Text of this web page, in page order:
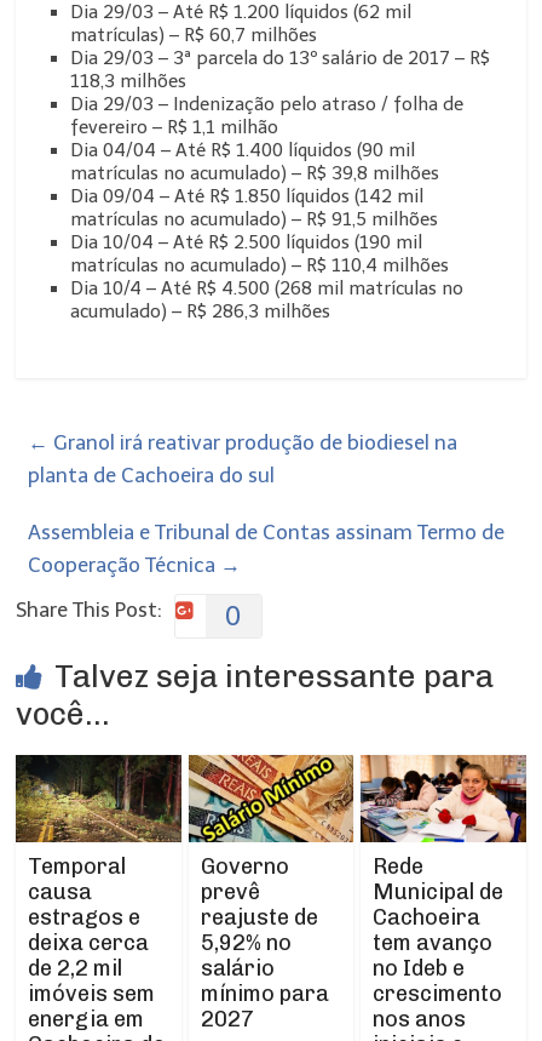
Dia 29/03 – Até R$ 1.200 líquidos (62 mil
matrículas) – R$ 60,7 milhões
Dia 29/03 – 3ª parcela do 13º salário de 2017 – R$
118,3 milhões
Dia 29/03 – Indenização pelo atraso / folha de
fevereiro – R$ 1,1 milhão
Dia 04/04 – Até R$ 1.400 líquidos (90 mil
matrículas no acumulado) – R$ 39,8 milhões
Dia 09/04 – Até R$ 1.850 líquidos (142 mil
matrículas no acumulado) – R$ 91,5 milhões
Dia 10/04 – Até R$ 2.500 líquidos (190 mil
matrículas no acumulado) – R$ 110,4 milhões
Dia 10/4 – Até R$ 4.500 (268 mil matrículas no
acumulado) – R$ 286,3 milhões
← Granol irá reativar produção de biodiesel na
planta de Cachoeira do sul
Assembleia e Tribunal de Contas assinam Termo de
Cooperação Técnica →
Share This Post:
0
Talvez seja interessante para
você...
Temporal
causa
estragos e
deixa cerca
de 2,2 mil
imóveis sem
energia em
Governo
prevê
reajuste de
5,92% no
salário
mínimo para
2027
Rede
Municipal de
Cachoeira
tem avanço
no Ideb e
crescimento
nos anos